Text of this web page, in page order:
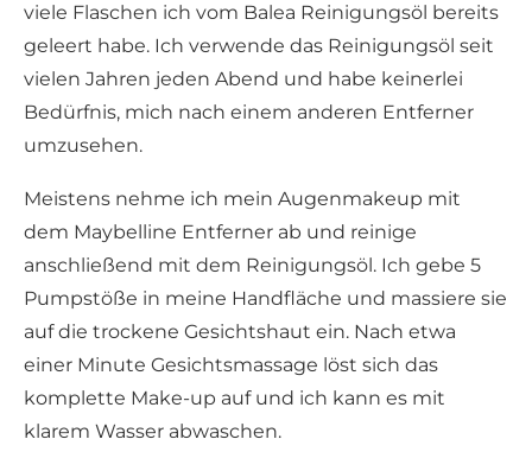
viele Flaschen ich vom Balea Reinigungsöl bereits
geleert habe. Ich verwende das Reinigungsöl seit
vielen Jahren jeden Abend und habe keinerlei
Bedürfnis, mich nach einem anderen Entferner
umzusehen.
Meistens nehme ich mein Augenmakeup mit
dem Maybelline Entferner ab und reinige
anschließend mit dem Reinigungsöl. Ich gebe 5
Pumpstöße in meine Handfläche und massiere sie
auf die trockene Gesichtshaut ein. Nach etwa
einer Minute Gesichtsmassage löst sich das
komplette Make-up auf und ich kann es mit
klarem Wasser abwaschen.